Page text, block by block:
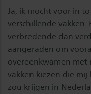
Ja, ik mocht voor in
verschillende vakken.
verbredende dan
aangeraden om
overeenkwamen met
vakken kiezen die mij
zou krijgen in